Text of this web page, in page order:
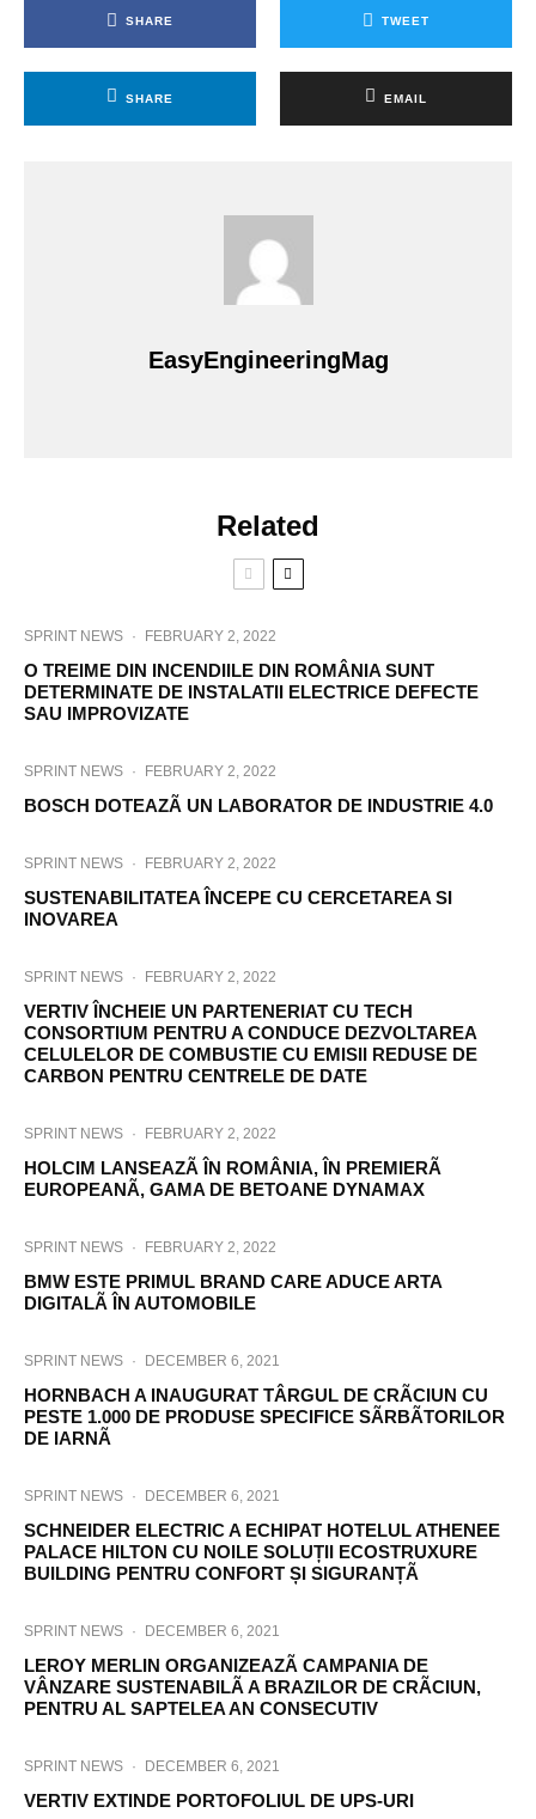
SHARE TWEET
SHARE EMAIL
EasyEngineeringMag
Related
SPRINT NEWS · FEBRUARY 2, 2022
O TREIME DIN INCENDIILE DIN ROMÂNIA SUNT
DETERMINATE DE INSTALATII ELECTRICE DEFECTE
SAU IMPROVIZATE
SPRINT NEWS · FEBRUARY 2, 2022
BOSCH DOTEAZÃ UN LABORATOR DE INDUSTRIE 4.0
SPRINT NEWS · FEBRUARY 2, 2022
SUSTENABILITATEA ÎNCEPE CU CERCETAREA SI
INOVAREA
SPRINT NEWS · FEBRUARY 2, 2022
VERTIV ÎNCHEIE UN PARTENERIAT CU TECH
CONSORTIUM PENTRU A CONDUCE DEZVOLTAREA
CELULELOR DE COMBUSTIE CU EMISII REDUSE DE
CARBON PENTRU CENTRELE DE DATE
SPRINT NEWS · FEBRUARY 2, 2022
HOLCIM LANSEAZÃ ÎN ROMÂNIA, ÎN PREMIERÃ
EUROPEANÃ, GAMA DE BETOANE DYNAMAX
SPRINT NEWS · FEBRUARY 2, 2022
BMW ESTE PRIMUL BRAND CARE ADUCE ARTA
DIGITALÃ ÎN AUTOMOBILE
SPRINT NEWS · DECEMBER 6, 2021
HORNBACH A INAUGURAT TÂRGUL DE CRÃCIUN CU
PESTE 1.000 DE PRODUSE SPECIFICE SÃRBÃTORILOR
DE IARNÃ
SPRINT NEWS · DECEMBER 6, 2021
SCHNEIDER ELECTRIC A ECHIPAT HOTELUL ATHENEE
PALACE HILTON CU NOILE SOLUȚII ECOSTRUXURE
BUILDING PENTRU CONFORT ȘI SIGURANȚÃ
SPRINT NEWS · DECEMBER 6, 2021
LEROY MERLIN ORGANIZEAZÃ CAMPANIA DE
VÂNZARE SUSTENABILÃ A BRAZILOR DE CRÃCIUN,
PENTRU AL SAPTELEA AN CONSECUTIV
SPRINT NEWS · DECEMBER 6, 2021
VERTIV EXTINDE PORTOFOLIUL DE UPS-URI